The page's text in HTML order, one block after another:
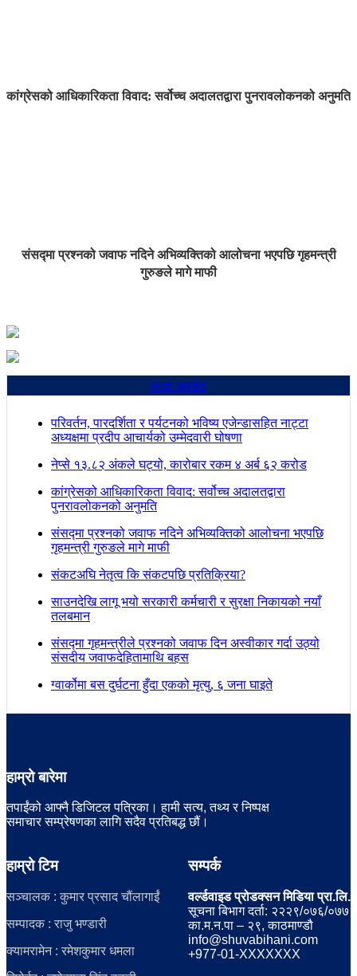
कांग्रेसको आधिकारिकता विवाद: सर्वोच्च अदालतद्वारा पुनरावलोकनको अनुमति
संसद्मा प्रश्नको जवाफ नदिने अभिव्यक्तिको आलोचना भएपछि गृहमन्त्री
गुरुङले मागे माफी
ताजा अपडेट
परिवर्तन, पारदर्शिता र पर्यटनको भविष्य एजेन्डासहित नाट्टा
अध्यक्षमा प्रदीप आचार्यको उम्मेदवारी घोषणा
नेप्से १३.८२ अंकले घट्यो, कारोबार रकम ४ अर्ब ६२ करोड
कांग्रेसको आधिकारिकता विवाद: सर्वोच्च अदालतद्वारा
पुनरावलोकनको अनुमति
संसद्मा प्रश्नको जवाफ नदिने अभिव्यक्तिको आलोचना भएपछि
गृहमन्त्री गुरुङले मागे माफी
संकटअघि नेतृत्व कि संकटपछि प्रतिक्रिया?
साउनदेखि लागू भयो सरकारी कर्मचारी र सुरक्षा निकायको नयाँ
तलबमान
संसद्मा गृहमन्त्रीले प्रश्नको जवाफ दिन अस्वीकार गर्दा उठ्यो
संसदीय जवाफदेहितामाथि बहस
ग्वार्कोमा बस दुर्घटना हुँदा एकको मृत्यु, ६ जना घाइते
हाम्रो बारेमा
तपाईंको आफ्नै डिजिटल पत्रिका। हामी सत्य, तथ्य र निष्पक्ष
समाचार सम्प्रेषणका लागि सदैव प्रतिबद्ध छौं।
हाम्रो टिम
सञ्चालक : कुमार प्रसाद चौंलागाईं
सम्पादक : राजु भण्डारी
क्यामरामेन : रमेशकुमार धमला
सम्पर्क
वर्ल्डवाइड प्रोडक्सन मिडिया प्रा.लि.
सूचना बिभाग दर्ता: २२२९/०७६/०७७
का.म.न.पा – २९, काठमाण्डौ
info@shuvabihani.com
+977-01-XXXXXXX